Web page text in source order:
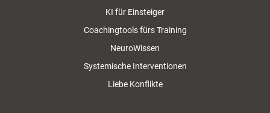
KI für Einsteiger
Coachingtools fürs Training
NeuroWissen
Systemische Interventionen
Liebe Konflikte